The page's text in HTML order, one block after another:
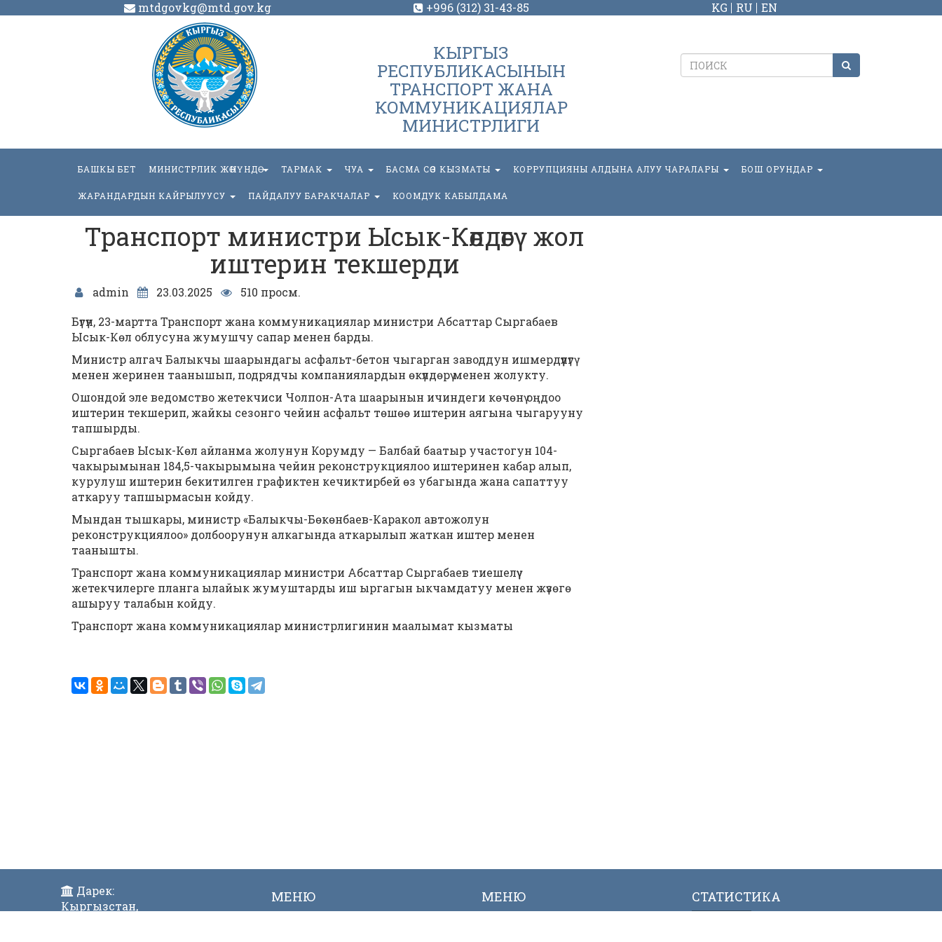
mtdgovkg@mtd.gov.kg +996 (312) 31-43-85 KG RU EN
КЫРГЫЗ
РЕСПУБЛИКАСЫНЫН
ТРАНСПОРТ ЖАНА
КОММУНИКАЦИЯЛАР
МИНИСТРЛИГИ
БАШКЫ БЕТ МИНИСТРЛИК ЖӨНҮНДӨ ТАРМАК ЧУА БАСМА СӨЗ КЫЗМАТЫ КОРРУПЦИЯНЫ АЛДЫНА АЛУУ ЧАРАЛАРЫ БОШ ОРУНДАР
ЖАРАНДАРДЫН КАЙРЫЛУУСУ ПАЙДАЛУУ БАРАКЧАЛАР КООМДУК КАБЫЛДАМА
Транспорт министри Ысык-Көлдөгү жол
иштерин текшерди
admin 23.03.2025
510 просм.
Бүгүн, 23-мартта Транспорт жана коммуникациялар министри Абсаттар Сыргабаев
Ысык-Көл облусуна жумушчу сапар менен барды.
Министр алгач Балыкчы шаарындагы асфальт-бетон чыгарган заводдун ишмердүүлүгү
менен жеринен таанышып, подрядчы компаниялардын өкүлдөрү менен жолукту.
Ошондой эле ведомство жетекчиси Чолпон-Ата шаарынын ичиндеги көчөнү оңдоо
иштерин текшерип, жайкы сезонго чейин асфальт төшөө иштерин аягына чыгарууну
тапшырды.
Сыргабаев Ысык-Көл айланма жолунун Корумду — Балбай баатыр участогун 104-
чакырымынан 184,5-чакырымына чейин реконструкциялоо иштеринен кабар алып,
курулуш иштерин бекитилген графиктен кечиктирбей өз убагында жана сапаттуу
аткаруу тапшырмасын койду.
Мындан тышкары, министр «Балыкчы-Бөкөнбаев-Каракол автожолун
реконструкциялоо» долбоорунун алкагында аткарылып жаткан иштер менен
таанышты.
Транспорт жана коммуникациялар министри Абсаттар Сыргабаев тиешелүү
жетекчилерге планга ылайык жумуштарды иш ыргагын ыкчамдатуу менен жүзөгө
ашыруу талабын койду.
Транспорт жана коммуникациялар министрлигинин маалымат кызматы
Дарек:
Кыргызстан,
МЕНЮ МЕНЮ СТАТИСТИКА